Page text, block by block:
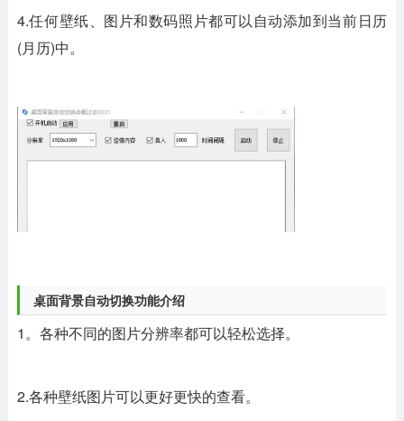
4.任何壁纸、图片和数码照片都可以自动添加到当前日历
(月历)中。
桌面背景自动切换功能介绍
1。各种不同的图片分辨率都可以轻松选择。
2.各种壁纸图片可以更好更快的查看。